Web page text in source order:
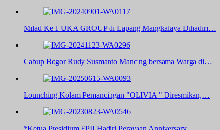
Milad Ke 1 UKA GROUP di Lapang Mangkalaya Dihadiri…
Cabup Bogor Rudy Susmanto Mancing bersama Warga di…
Lounching Kolam Pemancingan "OLIVIA " Diresmikan,…